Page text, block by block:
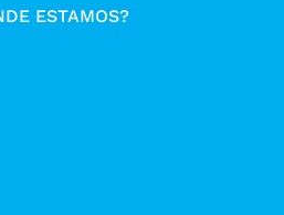
ESTAMOS?